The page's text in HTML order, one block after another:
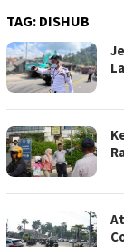
TAG: DISHUB